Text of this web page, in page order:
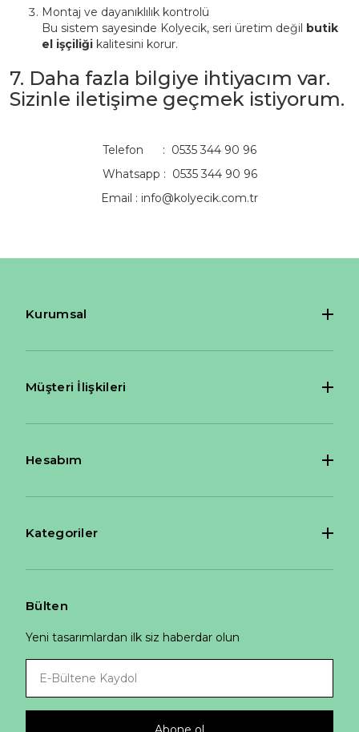
Montaj ve dayanıklılık kontrolü
Bu sistem sayesinde Kolyecik, seri üretim değil butik
el işçiliği kalitesini korur.
7. Daha fazla bilgiye ihtiyacım var.
Sizinle iletişime geçmek istiyorum.
Telefon : 0535 344 90 96
Whatsapp : 0535 344 90 96
Email : info@kolyecik.com.tr
Kurumsal
Müşteri İlişkileri
Hesabım
Kategoriler
Bülten
Yeni tasarımlardan ilk siz haberdar olun